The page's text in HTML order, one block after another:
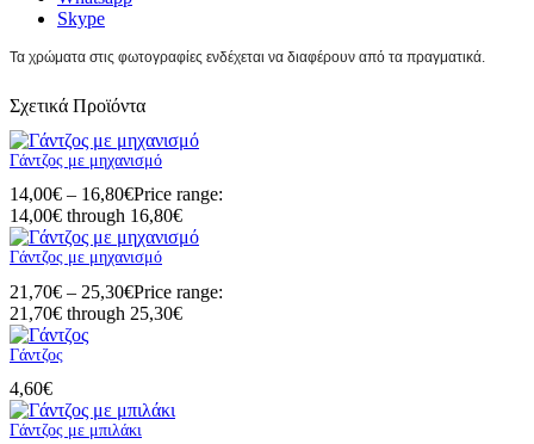
Skype
Τα χρώματα στις φωτογραφίες ενδέχεται να διαφέρουν από τα πραγματικά.
Σχετικά Προϊόντα
Γάντζος με μηχανισμό
14,00€ – 16,80€Price range:
14,00€ through 16,80€
Γάντζος με μηχανισμό
21,70€ – 25,30€Price range:
21,70€ through 25,30€
Γάντζος
4,60€
Γάντζος με μπιλάκι